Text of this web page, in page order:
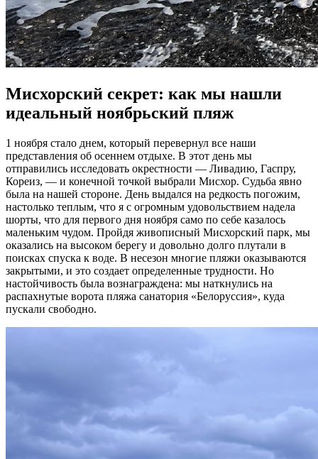
Мисхорский секрет: как мы нашли
идеальный ноябрьский пляж
1 ноября стало днем, который перевернул все наши
представления об осеннем отдыхе. В этот день мы
отправились исследовать окрестности — Ливадию, Гаспру,
Кореиз, — и конечной точкой выбрали Мисхор. Судьба явно
была на нашей стороне. День выдался на редкость погожим,
настолько теплым, что я с огромным удовольствием надела
шорты, что для первого дня ноября само по себе казалось
маленьким чудом. Пройдя живописный Мисхорский парк, мы
оказались на высоком берегу и довольно долго плутали в
поисках спуска к воде. В несезон многие пляжи оказываются
закрытыми, и это создает определенные трудности. Но
настойчивость была вознаграждена: мы наткнулись на
распахнутые ворота пляжа санатория «Белоруссия», куда
пускали свободно.